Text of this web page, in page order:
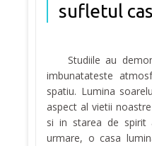
sufletul
Studiile au
imbunatateste
spatiu. Lumina
aspect al vietii
si in starea de spirit
urmare, o casa